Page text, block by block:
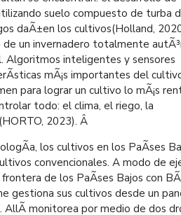
suelo compuesto de turba
daÃ±en los cultivos(Holland,
de un invernadero totalmente
Algoritmos inteligentes y sensores
mÃ¡s importantes del
para lograr un cultivo lo mÃ¡s
todo: el clima, el riego, la
2023). Â
los cultivos en los PaÃ­ses
convencionales. A modo de
de los PaÃ­ses Bajos con
gestiona sus cultivos desde un
AllÃ­ monitorea por medio de dos